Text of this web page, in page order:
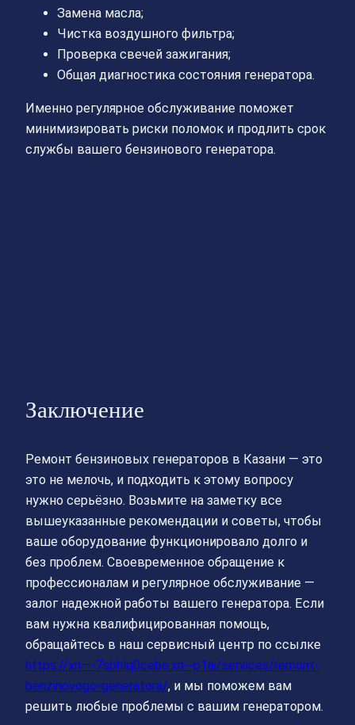
Замена масла;
Чистка воздушного фильтра;
Проверка свечей зажигания;
Общая диагностика состояния генератора.
Именно регулярное обслуживание поможет
минимизировать риски поломок и продлить срок
службы вашего бензинового генератора.
Заключение
Ремонт бензиновых генераторов в Казани — это
это не мелочь, и подходить к этому вопросу
нужно серьёзно. Возьмите на заметку все
вышеуказанные рекомендации и советы, чтобы
ваше оборудование функционировало долго и
без проблем. Своевременное обращение к
профессионалам и регулярное обслуживание —
залог надежной работы вашего генератора. Если
вам нужна квалифицированная помощь,
обращайтесь в наш сервисный центр по ссылке
https://xn—-7sbhlq0cebe.xn--p1ai/services/remont-
benzinovogo-generatora/, и мы поможем вам
решить любые проблемы с вашим генератором.